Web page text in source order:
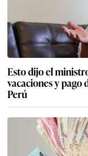
Esto dijo el
vacaciones y pago
Perú